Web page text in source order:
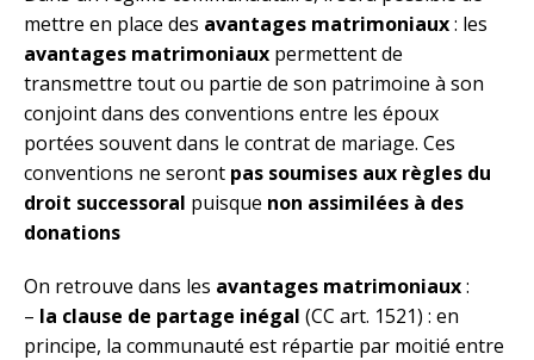
mettre en place des avantages matrimoniaux: les
avantages matrimoniaux permettent de
transmettre tout ou partie de son patrimoine à son
conjoint dans des conventions entre les époux
portées souvent dans le contrat de mariage. Ces
conventions ne seront pas soumises aux règles du
droit successoral puisque non assimilées à des
donations
On retrouve dans les avantages matrimoniaux:
– la clause de partage inégal (CC art. 1521) : en
principe, la communauté est répartie par moitié entre